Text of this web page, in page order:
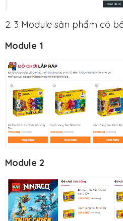
2. 3 Module sản phẩm có
Module 1
Module 2